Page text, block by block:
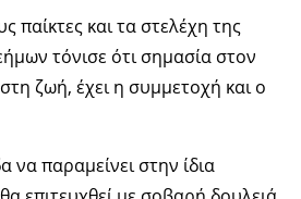
παίκτες και τα στελέχη της
τόνισε ότι σημασία στον
ζωή, έχει η συμμετοχή και ο
να παραμείνει στην ίδια